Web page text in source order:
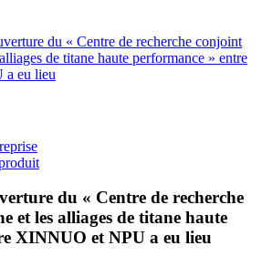
du « Centre de recherche conjoint
de titane haute performance » entre
eu lieu
du « Centre de recherche
et les alliages de titane haute
XINNUO et NPU a eu lieu